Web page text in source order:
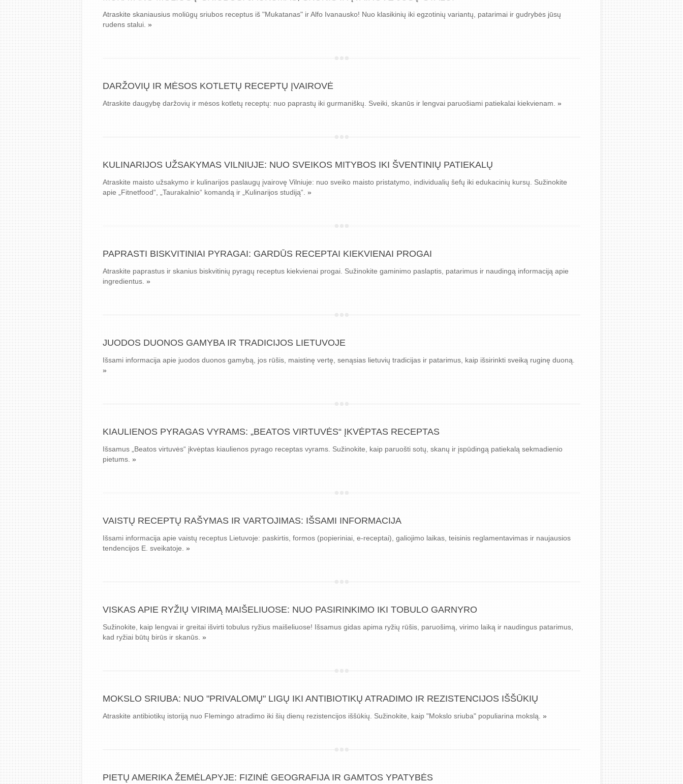
Atraskite skaniausius moliūgų sriubos receptus iš "Mukatanas" ir Alfo Ivanausko! Nuo klasikinių iki egzotinių variantų, patarimai ir gudrybės jūsų
rudens stalui. »
DARŽOVIŲ IR MĖSOS KOTLETŲ RECEPTŲ ĮVAIROVĖ
Atraskite daugybę daržovių ir mėsos kotletų receptų: nuo paprastų iki gurmaniškų. Sveiki, skanūs ir lengvai paruošiami patiekalai kiekvienam. »
KULINARIJOS UŽSAKYMAS VILNIUJE: NUO SVEIKOS MITYBOS IKI ŠVENTINIŲ PATIEKALŲ
Atraskite maisto užsakymo ir kulinarijos paslaugų įvairovę Vilniuje: nuo sveiko maisto pristatymo, individualių šefų iki edukacinių kursų. Sužinokite
apie „Fitnetfood“, „Taurakalnio“ komandą ir „Kulinarijos studiją“. »
PAPRASTI BISKVITINIAI PYRAGAI: GARDŪS RECEPTAI KIEKVIENAI PROGAI
Atraskite paprastus ir skanius biskvitinių pyragų receptus kiekvienai progai. Sužinokite gaminimo paslaptis, patarimus ir naudingą informaciją apie
ingredientus. »
JUODOS DUONOS GAMYBA IR TRADICIJOS LIETUVOJE
Išsami informacija apie juodos duonos gamybą, jos rūšis, maistinę vertę, senąsias lietuvių tradicijas ir patarimus, kaip išsirinkti sveiką ruginę duoną.
»
KIAULIENOS PYRAGAS VYRAMS: „BEATOS VIRTUVĖS“ ĮKVĖPTAS RECEPTAS
Išsamus „Beatos virtuvės“ įkvėptas kiaulienos pyrago receptas vyrams. Sužinokite, kaip paruošti sotų, skanų ir įspūdingą patiekalą sekmadienio
pietums. »
VAISTŲ RECEPTŲ RAŠYMAS IR VARTOJIMAS: IŠSAMI INFORMACIJA
Išsami informacija apie vaistų receptus Lietuvoje: paskirtis, formos (popieriniai, e-receptai), galiojimo laikas, teisinis reglamentavimas ir naujausios
tendencijos E. sveikatoje. »
VISKAS APIE RYŽIŲ VIRIMĄ MAIŠELIUOSE: NUO PASIRINKIMO IKI TOBULO GARNYRO
Sužinokite, kaip lengvai ir greitai išvirti tobulus ryžius maišeliuose! Išsamus gidas apima ryžių rūšis, paruošimą, virimo laiką ir naudingus patarimus,
kad ryžiai būtų birūs ir skanūs. »
MOKSLO SRIUBA: NUO "PRIVALOMŲ" LIGŲ IKI ANTIBIOTIKŲ ATRADIMO IR REZISTENCIJOS IŠŠŪKIŲ
Atraskite antibiotikų istoriją nuo Flemingo atradimo iki šių dienų rezistencijos iššūkių. Sužinokite, kaip "Mokslo sriuba" populiarina mokslą. »
PIETŲ AMERIKA ŽEMĖLAPYJE: FIZINĖ GEOGRAFIJA IR GAMTOS YPATYBĖS